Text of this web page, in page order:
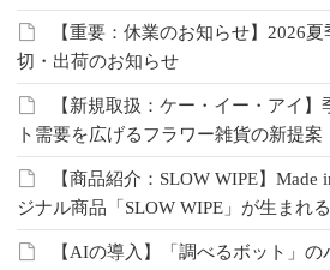
【重要：休業のお知らせ】2026
切・出荷のお知らせ
【新規取扱：ケー・イー・アイ
ト需要を広げるフラワー雑貨の新提案
【商品紹介：SLOW WIPE】Made
ジナル商品「SLOW WIPE」が生まれ
【AIの導入】「調べるボット」